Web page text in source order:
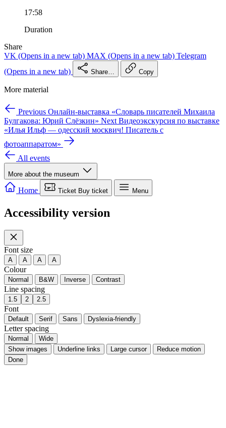
17:58
Duration
Share
VK (Opens in a new tab) MAX (Opens in a new tab) Telegram
(Opens in a new tab)
Share… Copy
More material
Previous Онлайн-выставка «Словарь писателей Михаила
Булгакова: Юрий Слёзкин» Next Видеоэкскурсия по выставке
«Илья Ильф — одесский москвич! Писатель с
фотоаппаратом»
All events
More about the museum
We use cookies for site operation and analytics.
Necessary only Cookie settings
Accessibility version
Font size
A A A
Colour
Normal B&W Inverse Contrast
Line spacing
1.5 2 2.5
Font
Default Serif Sans Dyslexia-friendly
Letter spacing